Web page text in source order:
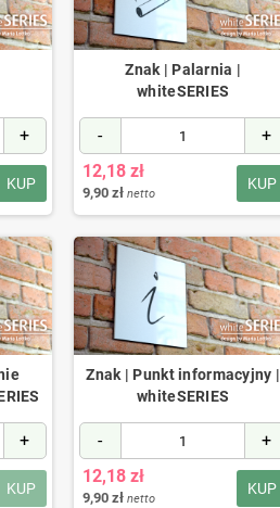
+
KUP
Znak | Palarnia |
whiteSERIES
- +
KUP
12,18 zł
9,90 zł netto
+
KUP
Znak | Punkt informacyjny |
whiteSERIES
- +
KUP
12,18 zł
9,90 zł netto